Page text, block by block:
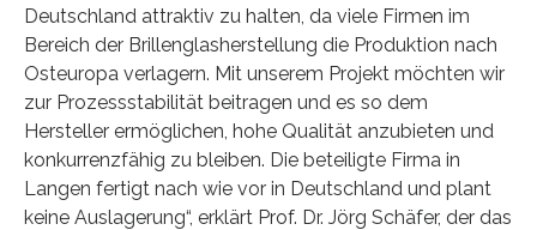
Deutschland attraktiv zu halten, da viele Firmen im
Bereich der Brillenglasherstellung die Produktion nach
Osteuropa verlagern. Mit unserem Projekt möchten wir
zur Prozessstabilität beitragen und es so dem
Hersteller ermöglichen, hohe Qualität anzubieten und
konkurrenzfähig zu bleiben. Die beteiligte Firma in
Langen fertigt nach wie vor in Deutschland und plant
keine Auslagerung“, erklärt Prof. Dr. Jörg Schäfer, der das